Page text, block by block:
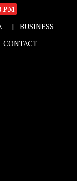
PM
BUSINESS
CONTACT